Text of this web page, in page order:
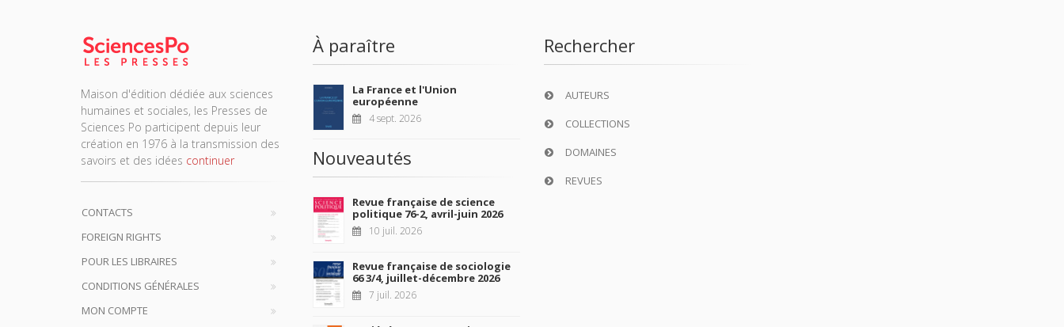
Maison d'édition dédiée aux sciences
humaines et sociales, les Presses de
Sciences Po participent depuis leur
création en 1976 à la transmission des
savoirs et des idées continuer
CONTACTS
FOREIGN RIGHTS
POUR LES LIBRAIRES
CONDITIONS GÉNÉRALES
MON COMPTE
À paraître
La France et l'Union
européenne
4 sept. 2026
Nouveautés
Revue française de science
politique 76-2, avril-juin 2026
10 juil. 2026
Revue française de sociologie
66 3/4, juillet-décembre 2026
7 juil. 2026
Rechercher
AUTEURS
COLLECTIONS
DOMAINES
REVUES